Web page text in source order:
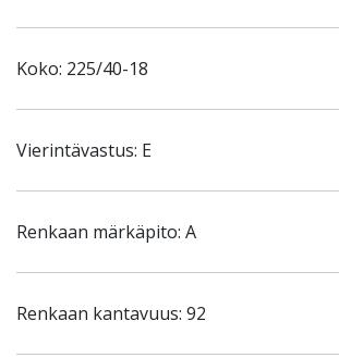
Koko: 225/40-18
Vierintävastus: E
Renkaan märkäpito: A
Renkaan kantavuus: 92